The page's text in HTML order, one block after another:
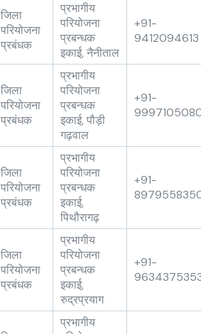
जिला
परियोजना
प्रबंधक
प्रभागीय
परियोजना
प्रबन्धक
इकाई, नैनीताल
+91-
9412094613
जिला
परियोजना
प्रबंधक
प्रभागीय
परियोजना
प्रबन्धक
इकाई, पौड़ी
गढ़वाल
+91-
जिला
परियोजना
प्रबंधक
प्रभागीय
परियोजना
प्रबन्धक
इकाई,
पिथौरागढ़
+91-
जिला
परियोजना
प्रबंधक
प्रभागीय
परियोजना
प्रबन्धक
इकाई,
रुद्रप्रयाग
+91-
प्रभागीय